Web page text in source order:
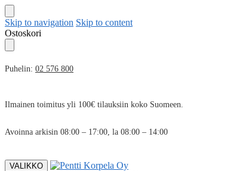
Skip to navigation Skip to content
Ostoskori
Puhelin: 02 576 800
Ilmainen toimitus yli 100€ tilauksiin koko Suomeen.
Avoinna arkisin 08:00 – 17:00, la 08:00 – 14:00
VALIKKO